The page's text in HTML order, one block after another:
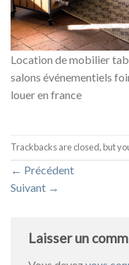
Location de mobilier
salons événementiels
louer en france
Trackbacks are closed, but
← Précédent
Suivant →
Laisser un